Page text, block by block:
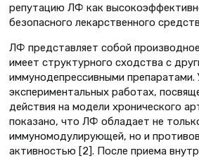
репутацию ЛФ как
безопасного лекарственного
ЛФ представляет собой
имеет структурного сходства с
иммунодепрессивными
экспериментальных работах,
действия на модели хронического
показано, что ЛФ обладает не
иммуномодулирующей, но и
активностью [2]. После приема